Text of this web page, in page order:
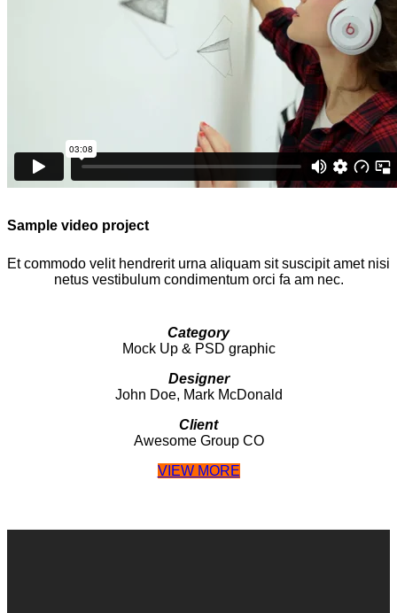
Sample video project
Et commodo velit hendrerit urna aliquam sit suscipit amet nisi
netus vestibulum condimentum orci fa am nec.
Category
Mock Up & PSD graphic
Designer
John Doe, Mark McDonald
Client
Awesome Group CO
VIEW MORE